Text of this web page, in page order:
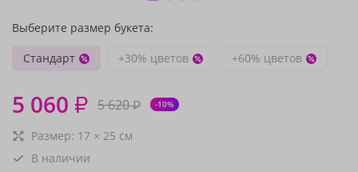
Выберите размер букета:
Стандарт
+30% цветов +60% цветов
5 060 ₽ 5 620₽ -10%
Размер: 17 × 25 см
В наличии